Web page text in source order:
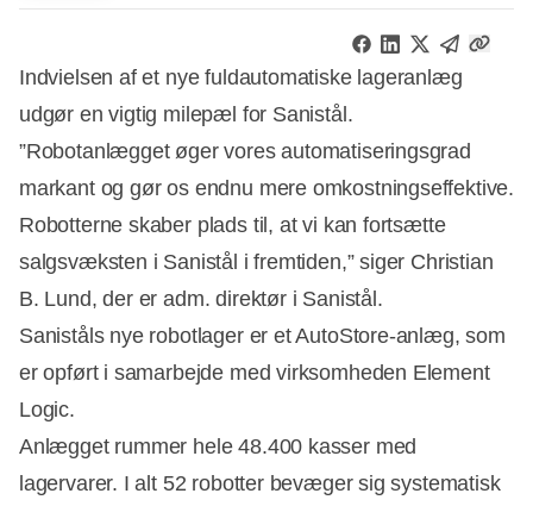
Indvielsen af et nye fuldautomatiske lageranlæg
udgør en vigtig milepæl for Sanistål.
”Robotanlægget øger vores automatiseringsgrad
markant og gør os endnu mere omkostningseffektive.
Robotterne skaber plads til, at vi kan fortsætte
salgsvæksten i Sanistål i fremtiden,” siger Christian
B. Lund, der er adm. direktør i Sanistål.
Saniståls nye robotlager er et AutoStore-anlæg, som
er opført i samarbejde med virksomheden Element
Logic.
Anlægget rummer hele 48.400 kasser med
lagervarer. I alt 52 robotter bevæger sig systematisk